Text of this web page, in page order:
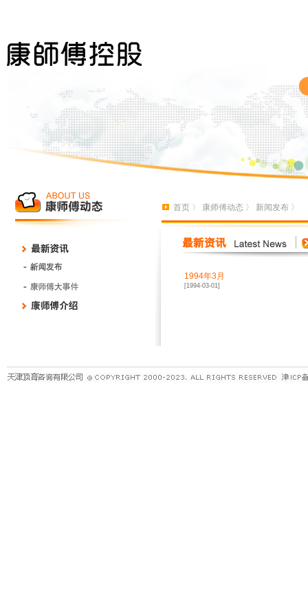
首页 〉 康师傅动态 〉 新闻发布 〉
1994年3月
[1994-03-01]